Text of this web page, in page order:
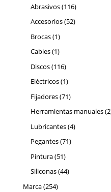
Abrasivos 116116
productos
Accesorios 5252
Brocas 11
producto
Cables 11
producto
Discos 116116
productos
Eléctricos 11
producto
Fijadores 7171
productos
Herramientas manuales 2
Lubricantes 44
Pegantes 7171
Pintura 5151
productos
Siliconas 4444
Marca 254254